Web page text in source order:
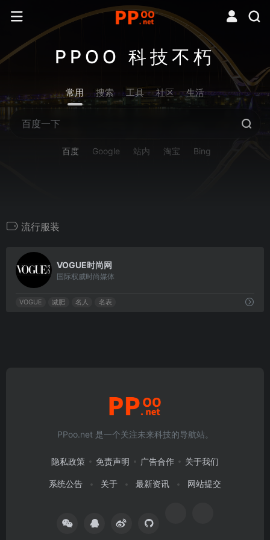
PPOO 科技不朽
常用 搜索 工具 社区 生活
百度 Google 站内 淘宝 Bing
流行服装
VOGUE时尚网
国际权威时尚媒体
VOGUE 减肥 名人 名表
PPoo.net 是一个关注未来科技的导航站。
隐私政策 免责声明 广告合作 关于我们
系统公告 关于 最新资讯 网站提交